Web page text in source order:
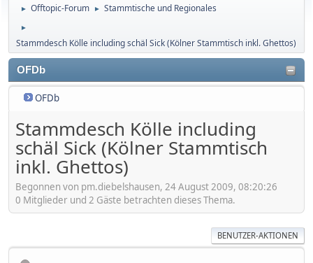
► Offtopic-Forum ► Stammtische und Regionales
►
Stammdesch Kölle including schäl Sick (Kölner Stammtisch inkl. Ghettos)
OFDb
OFDb
Stammdesch Kölle including
schäl Sick (Kölner Stammtisch
inkl. Ghettos)
Begonnen von pm.diebelshausen, 24 August 2009, 08:20:26
0 Mitglieder und 2 Gäste betrachten dieses Thema.
BENUTZER-AKTIONEN